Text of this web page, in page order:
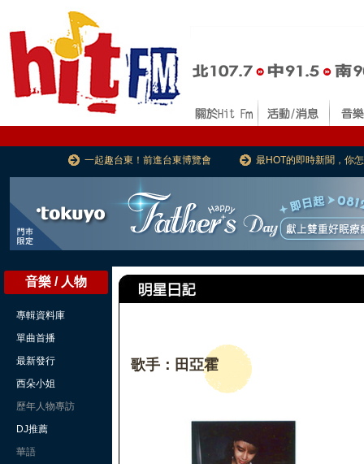
一起趣台東！前進台東博覽會 最HOT的即時新聞，你
音樂 / 人物
專輯資料庫
單曲首播
最新發行
西朵小姐
歷年人物專訪
DJ推薦
華語
歌手：田亞霍